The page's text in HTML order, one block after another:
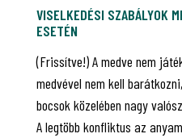
VISELKEDÉSI SZABÁLYOK
ESETÉN
(Frissítve!) A medve nem
medvével nem kell
bocsok közelében nagy
A legtöbb konfliktus az